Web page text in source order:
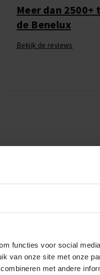
functies voor social
van onze site met onze
met andere
Meer dan
de Benelux
Bekijk de reviews